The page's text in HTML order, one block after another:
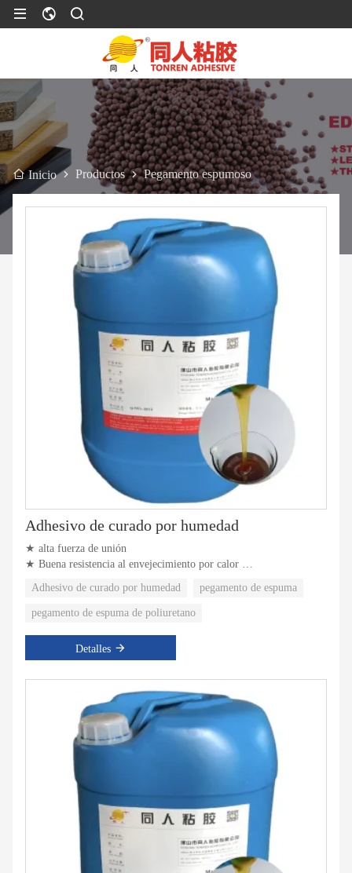
Inicio Productos Pegamento espumoso
Adhesivo de curado por humedad
★ alta fuerza de unión
★ Buena resistencia al envejecimiento por calor
Adhesivo de curado por humedad pegamento de espuma
pegamento de espuma de poliuretano
Detalles